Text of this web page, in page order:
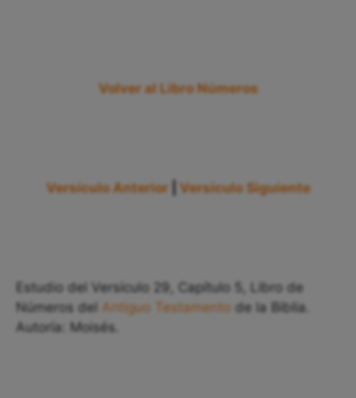
Volver al Libro Números
Versículo Anterior Versículo Siguiente
Estudio del Versículo 29, Capítulo 5, Libro de
Números del Antiguo Testamento de la Biblia.
Autoría: Moisés.